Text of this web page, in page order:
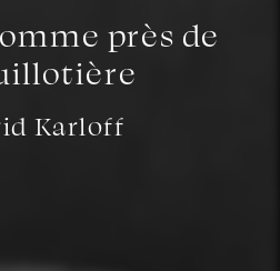
près de
Karloff